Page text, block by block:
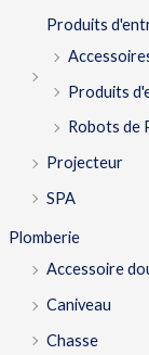
Produits
Produits
Robots de
Projecteur
SPA
Plomberie
Accessoire
Caniveau
Chasse